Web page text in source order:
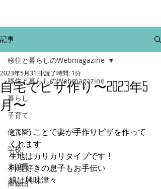
記事
移住と暮らしのWebmagazine
暮らし
子育て
保育園
学校
木曽馬
御嶽山
移住と暮らしのWebmagazine
自宅でピザ作り〜2023年5
月〜
2023年5月31日 読了時間: 1分
ということで妻が手作りピザを作って
くれます
生地はカリカリタイプです！
料理好きの息子もお手伝い
娘は興味津々